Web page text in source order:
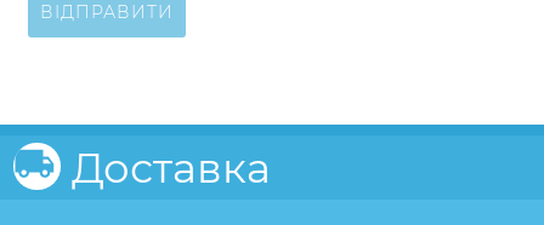
ВІДПРАВИТИ
Доставка